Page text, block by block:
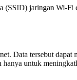
(SSID) jaringan Wi-
Data tersebut dapat
hanya untuk